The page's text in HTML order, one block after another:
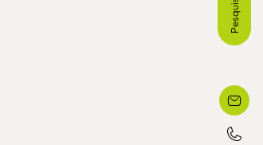
Pesquisa